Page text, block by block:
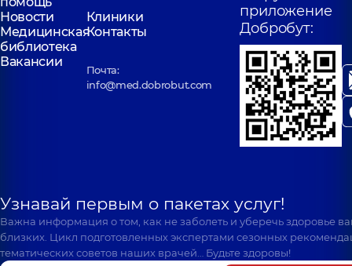
Новости
Клиники
Медицинская
библиотека
Контакты
Вакансии
Почта:
info@med.dobrobut.com
приложение
Добробут:
Узнавай первым о пакетах услуг!
Важна информация о том, как не заболеть и уберечь здоровье
близких. Цикл подготовленных экспертами сезонных
тематических советов наших врачей… Будьте здоровы!